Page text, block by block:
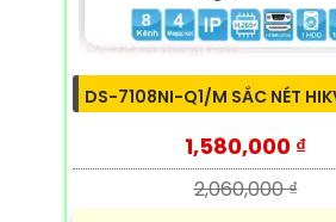
DS-7108NI-Q1/M SẮC NÉT
1,580,000 ₫
2,060,000 ₫